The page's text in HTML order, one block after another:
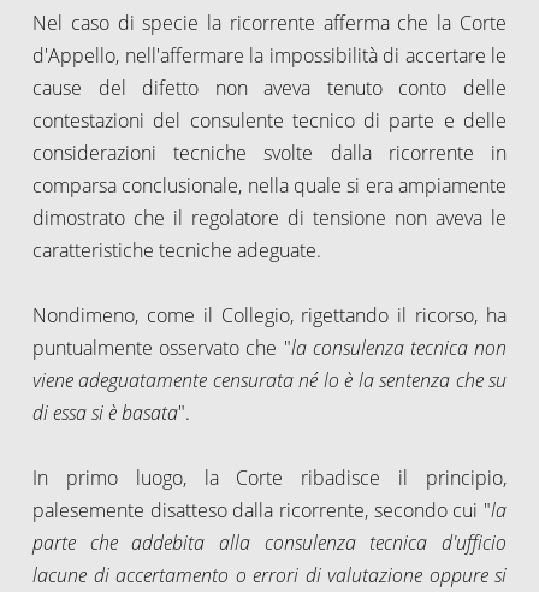
Nel caso di specie la ricorrente afferma che la Corte
d'Appello, nell'affermare la impossibilità di accertare le
cause del difetto non aveva tenuto conto delle
contestazioni del consulente tecnico di parte e delle
considerazioni tecniche svolte dalla ricorrente in
comparsa conclusionale, nella quale si era ampiamente
dimostrato che il regolatore di tensione non aveva le
caratteristiche tecniche adeguate.
Nondimeno, come il Collegio, rigettando il ricorso, ha
puntualmente osservato che "la consulenza tecnica non
viene adeguatamente censurata né lo è la sentenza che su
di essa si è basata".
In primo luogo, la Corte ribadisce il principio,
palesemente disatteso dalla ricorrente, secondo cui "la
parte che addebita alla consulenza tecnica d'ufficio
lacune di accertamento o errori di valutazione oppure si